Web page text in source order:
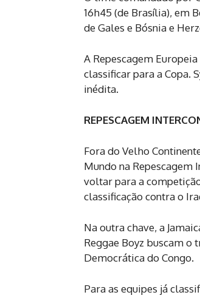
16h45 (de Brasília), em
de Gales e Bósnia e
A Repescagem
classificar para a Copa.
inédita.
REPESCAGEM
Fora do Velho
Mundo na Repescagem
voltar para a
classificação contra o
Na outra chave, a
Reggae Boyz buscam
Democrática do Congo.
Para as equipes já